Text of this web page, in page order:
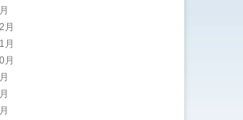
月
月
月